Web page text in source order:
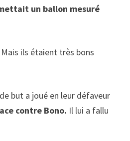
un ballon mesuré
ils étaient très bons
but a joué en leur défaveur
contre Bono. Il lui a fallu